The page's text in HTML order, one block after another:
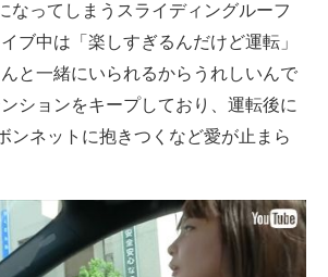
なってしまうスライディングルーフ
ブ中は「楽しすぎるんだけど運転」
んと一緒にいられるからうれしいんで
ションをキープしており、運転後に
ンネットに抱きつくなど愛が止まら